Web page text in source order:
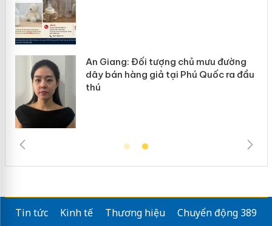
Cà Mau: Tiêu hủy công khai hàng
ngàn sản phẩm nhập lậu, bảo vệ môi
trường kinh doanh
Tin tức Kinh tế Thương hiệu
Chuyển động 389